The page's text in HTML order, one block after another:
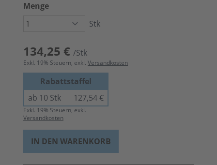
Menge
Stk
134,25 € /Stk
Exkl. 19% Steuern, exkl. Versandkosten
Rabattstaffel
ab 10 Stk
127,54 €
Exkl. 19% Steuern, exkl.
Versandkosten
IN DEN WARENKORB